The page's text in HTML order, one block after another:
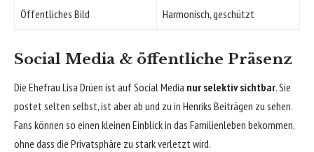
Öffentliches Bild Harmonisch, geschützt
Social Media & öffentliche Präsenz
Die Ehefrau Lisa Drüen ist auf Social Media nur selektiv sichtbar. Sie
postet selten selbst, ist aber ab und zu in Henriks Beiträgen zu sehen.
Fans können so einen kleinen Einblick in das Familienleben bekommen,
ohne dass die Privatsphäre zu stark verletzt wird.